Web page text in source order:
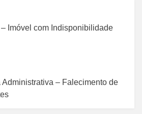
Imóvel com Indisponibilidade
Administrativa – Falecimento de